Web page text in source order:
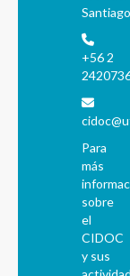
Santiago
+56 2
Para
más
sobre
el
CIDOC
y sus